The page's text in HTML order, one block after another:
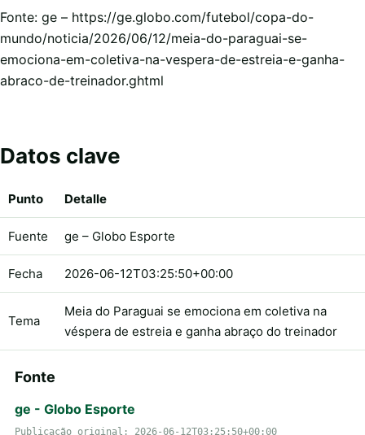
Fonte: ge – https://ge.globo.com/futebol/copa-do-
mundo/noticia/2026/06/12/meia-do-paraguai-se-
emociona-em-coletiva-na-vespera-de-estreia-e-ganha-
abraco-de-treinador.ghtml
Datos clave
Punto Detalle
Fuente ge – Globo Esporte
Fecha 2026-06-12T03:25:50+00:00
Tema
Meia do Paraguai se emociona em coletiva na
véspera de estreia e ganha abraço do treinador
Fonte
ge - Globo Esporte
Publicação original: 2026-06-12T03:25:50+00:00